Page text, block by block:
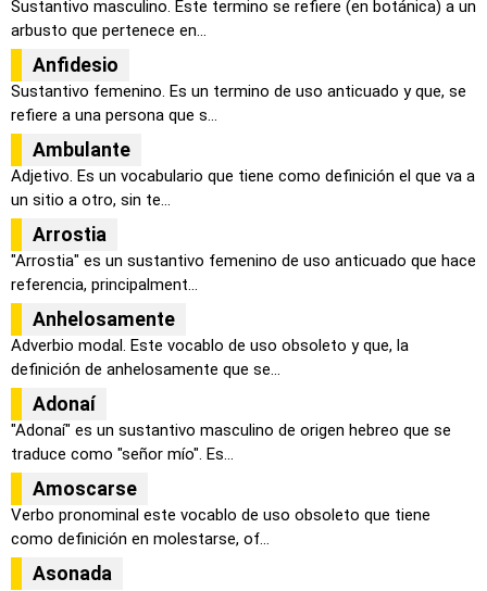
Sustantivo masculino. Este termino se refiere (en botánica) a un
arbusto que pertenece en...
Anfidesio
Sustantivo femenino. Es un termino de uso anticuado y que, se
refiere a una persona que s...
Ambulante
Adjetivo. Es un vocabulario que tiene como definición el que va a
un sitio a otro, sin te...
Arrostia
"Arrostia" es un sustantivo femenino de uso anticuado que hace
referencia, principalment...
Anhelosamente
Adverbio modal. Este vocablo de uso obsoleto y que, la
definición de anhelosamente que se...
Adonaí
"Adonaí" es un sustantivo masculino de origen hebreo que se
traduce como "señor mío". Es...
Amoscarse
Verbo pronominal este vocablo de uso obsoleto que tiene
como definición en molestarse, of...
Asonada